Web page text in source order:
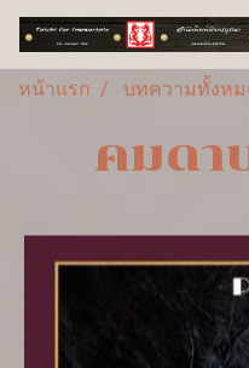
หน้าแรก บทความทั้งหม
คมดา